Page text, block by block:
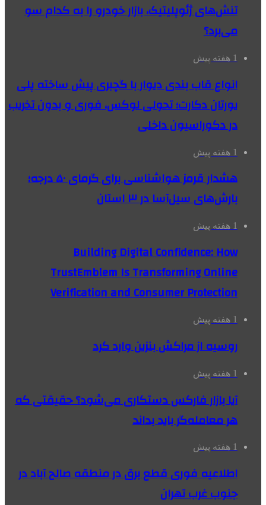
تنش‌های ژئوپلیتیک، بازار خودرو را به کدام سو
می‌برد؟
1 هفته پیش
انواع قاب بندی دیوار با گچبری پیش ساخته پلی
یورتان دکارت؛ تحولی لوکس، فوری و بدون تخریب
در دکوراسیون داخلی
1 هفته پیش
هشدار قرمز هواشناسی برای گرمای ۵۰ درجه؛
بارش‌های سیل‌آسا در ۳ استان
1 هفته پیش
Building Digital Confidence: How
TrustEmblem Is Transforming Online
Verification and Consumer Protection
1 هفته پیش
روسیه از مراکش بنزین وارد کرد
1 هفته پیش
آیا بازار فارکس دستکاری می‌شود؟ حقیقتی که
هر معامله‌گر باید بداند
1 هفته پیش
اطلاعیه فوری قطع برق در منطقه صالح آباد در
جنوب غرب تهران